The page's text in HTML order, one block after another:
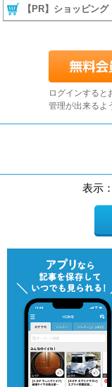
【PR】ショッピング
ログインすると
管理が出来るよ
表示：